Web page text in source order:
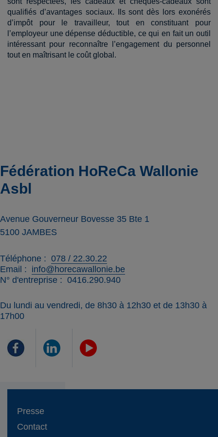
qualifiés d’avantages sociaux. Ils sont dès lors exonérés
d’impôt pour le travailleur, tout en constituant pour
l’employeur une dépense déductible, ce qui en fait un outil
intéressant pour reconnaître l’engagement du personnel
tout en maîtrisant le coût global.
Fédération HoReCa Wallonie
Asbl
Avenue Gouverneur Bovesse 35 Bte 1
5100 JAMBES
Téléphone
078 / 22.30.22
Email
info@horecawallonie.be
N° d'entreprise
0416.290.940
Du lundi au vendredi, de 8h30 à 12h30 et de 13h30 à
17h00
Presse
Contact